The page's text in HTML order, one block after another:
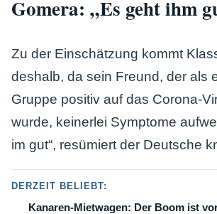
Gomera: „Es geht ihm
Zu der Einschätzung kommt
deshalb, da sein Freund, der als
Gruppe positiv auf das Corona-
wurde, keinerlei Symptome
im gut“, resümiert der Deutsche
DERZEIT BELIEBT:
Kanaren-Mietwagen: Der Boom ist